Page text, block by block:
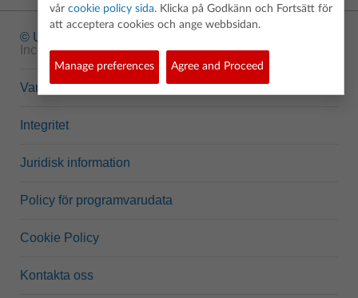
© Upphovsrätt
Incorporated. Alla rättigheter förbehållna.
Varumärken
Integritet
Juridisk information
Policy för programvarudata
Cookie Policy
Kontakta oss
vår cookie policy sida. Klicka på Godkänn och Fortsätt för
att acceptera cookies och ange webbsidan.
Manage preferences Agree and Proceed